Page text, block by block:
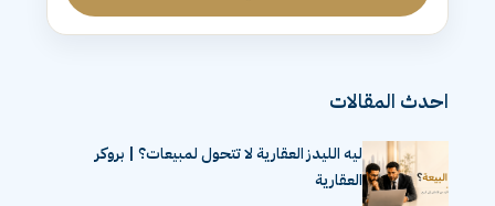
احدث المقالات
ليه الليدز العقارية لا تتحول لمبيعات؟ | بروكر
العقارية